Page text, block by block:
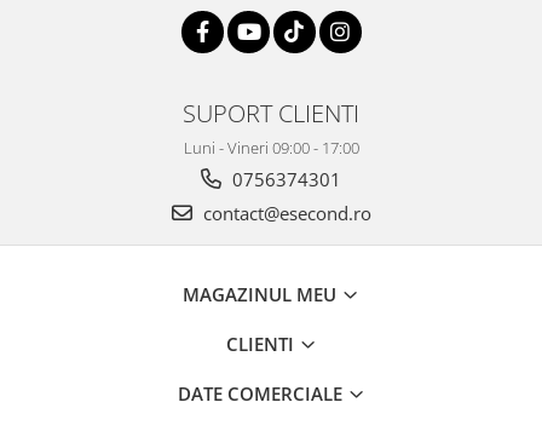
Aparate Foto & Accesorii
Audio HI-FI & Profesionale
Home Cinema & Audio
Telescoape & Optica
SUPORT CLIENTI
Luni - Vineri 09:00 - 17:00
0756374301
contact@esecond.ro
MAGAZINUL MEU
CLIENTI
DATE COMERCIALE